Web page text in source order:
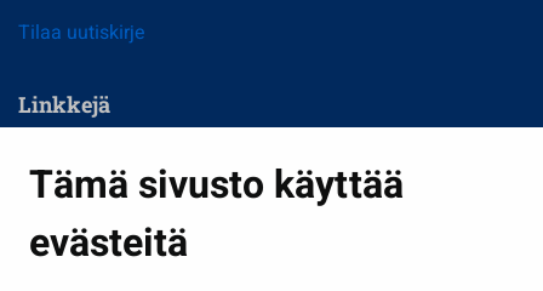
Tämä sivusto käyttää
evästeitä
Tilaa uutiskirje
Linkkejä
Kasvatus ja opetus
Kulttuuri ja liikunta